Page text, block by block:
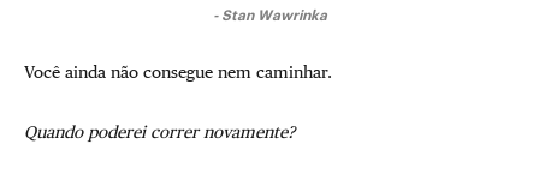
- Stan Wawrinka
Você ainda não consegue nem caminhar.
Quando poderei correr novamente?